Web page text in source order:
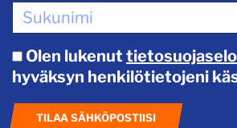
Olen lukenut
hyväksyn henkilötietojeni
TILAA SÄHKÖPOSTIISI